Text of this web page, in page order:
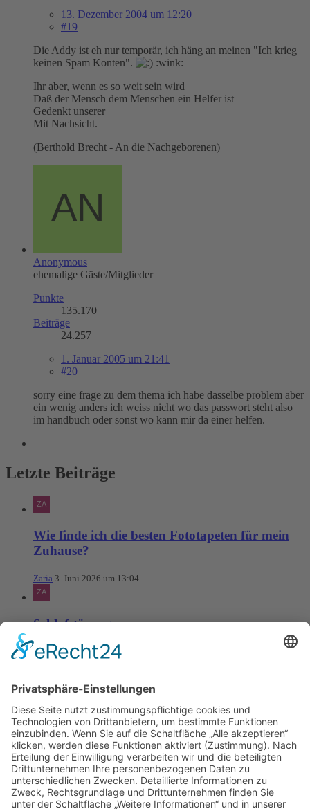
13. Dezember 2004 um 12:20
#19
Die Addy ist eh nur temporär, ich häng an meinen "Ich krieg
keinen Spam Konten".
:wink:
Ihr aber, wenn es so weit sein wird
Daß der Mensch dem Menschen ein Helfer ist
Gedenkt unserer
Mit Nachsicht.
(Berthold Brecht - An die Nachgeborenen)
Anonymous
ehemalige Gäste/Mitglieder
Punkte
135.170
Beiträge
24.257
1. Januar 2005 um 21:41
#20
sorry eine frage zu dem thema ich habe dasselbe problem aber
ein wenig anders ich weiss nicht wo das passwort steht also
im handbuch oder sonst wo kann mir da einer helfen.
Letzte Beiträge
Wie finde ich die besten Fototapeten für mein
Zuhause?
Zaria 3. Juni 2026 um 13:04
Schlafstörungen
Zaria 3. Juni 2026 um 13:03
Ms word to PDF
Manuellsen 28. Mai 2026 um 10:31
Künstliche Intelligenz in der
Plattformentwicklung